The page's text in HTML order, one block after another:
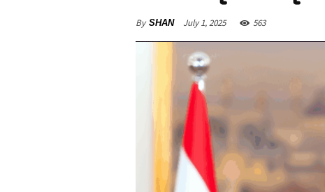
By SHAN July 1, 2025 563